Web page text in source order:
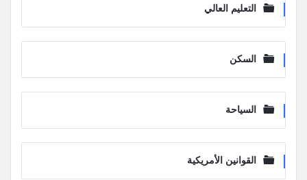
التعليم العالي
السكن
السياحة
القوانين الأمريكية